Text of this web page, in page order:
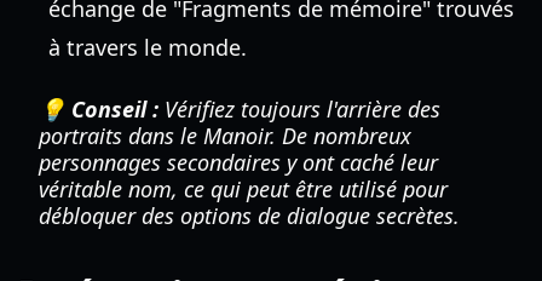
échange de "Fragments de mémoire" trouvés
à travers le monde.
💡 Conseil : Vérifiez toujours l'arrière des
portraits dans le Manoir. De nombreux
personnages secondaires y ont caché leur
véritable nom, ce qui peut être utilisé pour
débloquer des options de dialogue secrètes.